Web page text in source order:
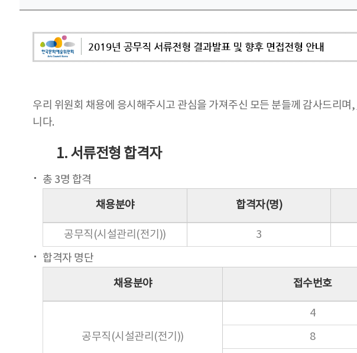
우리 위원회 채용에 응시해주시고 관심을 가져주신 모든 분들께 감사드리며,
니다.
1. 서류전형 합격자
총 3명 합격
채용분야 합격자(명)
공무직(시설관리(전기)) 3
합격자 명단
채용분야 접수번호
공무직(시설관리(전기))
4
8